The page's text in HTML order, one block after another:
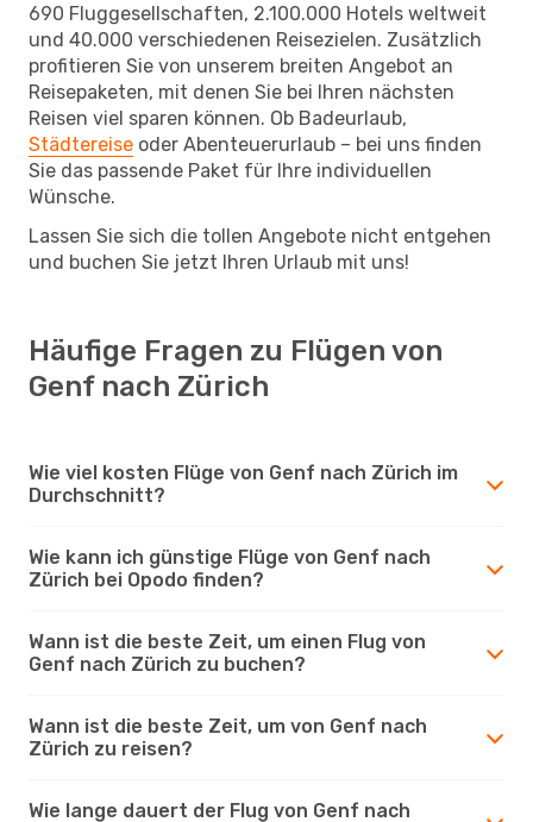
690 Fluggesellschaften, 2.100.000 Hotels weltweit
und 40.000 verschiedenen Reisezielen. Zusätzlich
profitieren Sie von unserem breiten Angebot an
Reisepaketen, mit denen Sie bei Ihren nächsten
Reisen viel sparen können. Ob Badeurlaub,
Städtereise oder Abenteuerurlaub – bei uns finden
Sie das passende Paket für Ihre individuellen
Wünsche.
Lassen Sie sich die tollen Angebote nicht entgehen
und buchen Sie jetzt Ihren Urlaub mit uns!
Häufige Fragen zu Flügen von
Genf nach Zürich
Wie viel kosten Flüge von Genf nach Zürich im
Durchschnitt?
Wie kann ich günstige Flüge von Genf nach
Zürich bei Opodo finden?
Wann ist die beste Zeit, um einen Flug von
Genf nach Zürich zu buchen?
Wann ist die beste Zeit, um von Genf nach
Zürich zu reisen?
Wie lange dauert der Flug von Genf nach